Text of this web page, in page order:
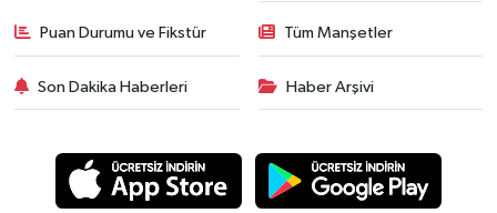
Puan Durumu ve Fikstür Tüm Manşetler
Son Dakika Haberleri Haber Arşivi